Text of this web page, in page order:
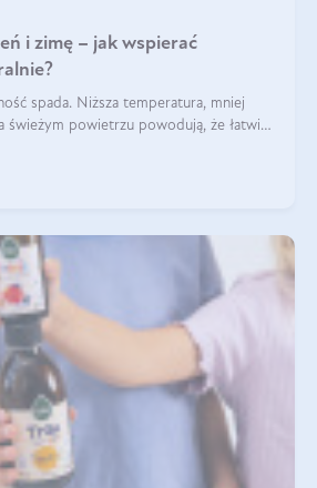
i zimę – jak wspierać
spada. Niższa temperatura, mniej
świeżym powietrzu powodują, że łatwiej
i zimą?